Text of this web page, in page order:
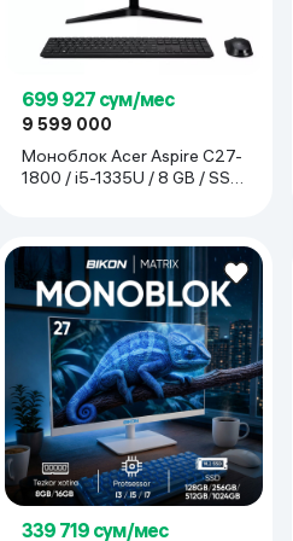
699 927 сум/мес
9 599 000
Моноблок Acer Aspire C27-
1800 / i5-1335U / 8 GB / SSD
339 719 сум/мес